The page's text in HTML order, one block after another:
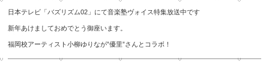
日本テレビ「バズリズム02」にて音楽塾ヴォイス特集放送中です
新年あけましておめでとう御座います。
福岡校アーティスト小柳ゆりなが”優里”さんとコラボ！